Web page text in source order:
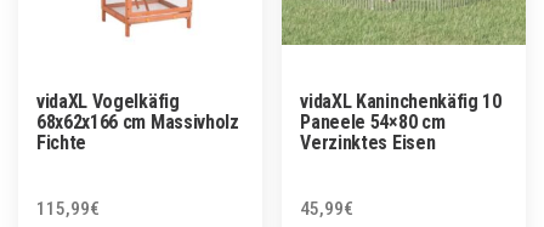
vidaXL Vogelkäfig
68x62x166 cm Massivholz
Fichte
115,99€
vidaXL Kaninchenkäfig 10
Paneele 54×80 cm
Verzinktes Eisen
45,99€